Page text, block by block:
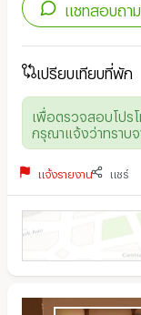
แชทสอบถา
เปรียบเทียบที่พัก
เพื่อตรวจสอบโปรโ
กรุณาแจ้งว่าทราบจ
แจ้งรายงาน แชร์